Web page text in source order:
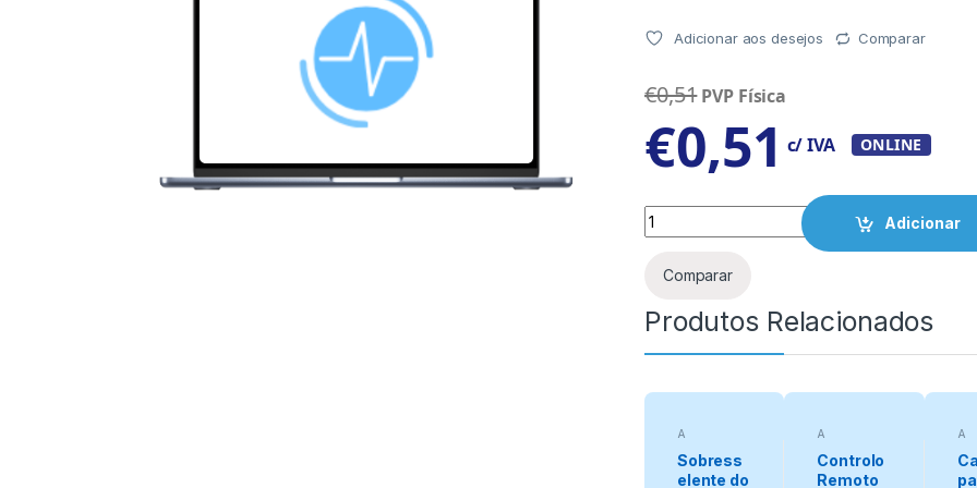
Adicionar aos desejos Comparar
€0,51 PVP Física
€0,51 c/ IVA ONLINE
Quantity
Adicionar
Comparar
Produtos Relacionados
A
categorizar
Sobress
elente do
A
categorizar
Controlo
Remoto
A